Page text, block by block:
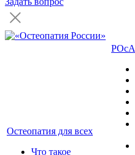
Остеопатия для всех
Что такое
РОсА